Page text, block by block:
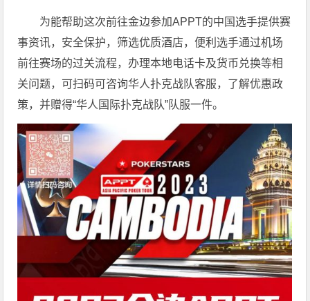
为能帮助这次前往金边参加APPT的中国选手提供赛
事资讯，安全保护，筛选优质酒店，便利选手通过机场
前往赛场的过关流程，办理本地电话卡及货币兑换等相
关问题，可扫码可咨询华人扑克战队客服，了解优惠政
策，并赠得“华人国际扑克战队”队服一件。